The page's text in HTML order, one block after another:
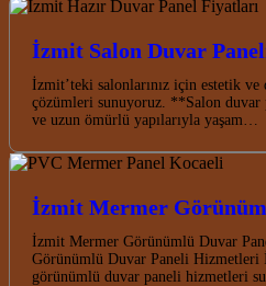
İzmit Salon Duvar
İzmit’teki salonlarınız için estetik ve
çözümleri sunuyoruz. **Salon duvar
ve uzun ömürlü yapılarıyla yaşam…
İzmit Mermer
İzmit Mermer Görünümlü Duvar
Görünümlü Duvar Paneli Hizmetleri
görünümlü duvar paneli hizmetleri